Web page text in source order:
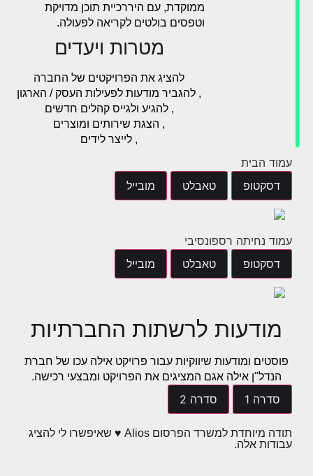
ממוקדת, עם היררכיית תוכן מדויקת
וטפסים בולטים לקריאה לפעולה.
מטרות ויעדים
להציג את הפרויקטים של החברה
, להגביר מודעות לפעילות העסק / הארגון
, להגיע ולגייס קהלים חדשים
, הצגת שירותים ומוצרים
, לייצר לידים
עמוד הבית
דסקטופ
טאבלט מובייל
עמוד נחיתה רספונסיבי
דסקטופ
טאבלט מובייל
מודעות לרשתות החברתיות
פוסטים ומודעות שיווקיות עבור פרויקט אילה עכו של חברת
הנדל"ן אילה אגם המציגים את הפרויקט ומבצעי רכישה.
סדרה 1 סדרה 2
תודה מיוחדת למשרד הפרסום Alios ♥ שאיפשרו לי להציג
עבודות אלה.